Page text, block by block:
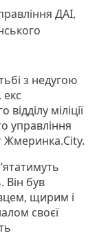
ДАІ,
з недугою
екс
міліції
управління
Жмеринка.City.
Він був
щирим і
своєї